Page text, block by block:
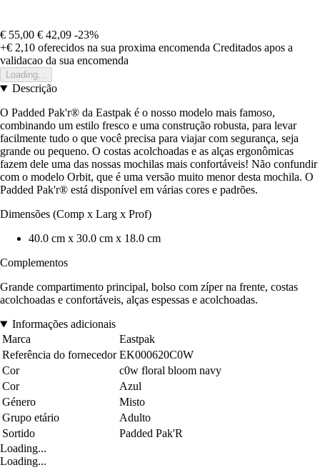
€ 55,00 € 42,09 -23%
+€ 2,10 oferecidos na sua proxima encomenda Creditados apos a
validacao da sua encomenda
Loading...
Descrição
O Padded Pak'r® da Eastpak é o nosso modelo mais famoso,
combinando um estilo fresco e uma construção robusta, para levar
facilmente tudo o que você precisa para viajar com segurança, seja
grande ou pequeno. O costas acolchoadas e as alças ergonômicas
fazem dele uma das nossas mochilas mais confortáveis! Não confundir
com o modelo Orbit, que é uma versão muito menor desta mochila. O
Padded Pak'r® está disponível em várias cores e padrões.
Dimensões (Comp x Larg x Prof)
40.0 cm x 30.0 cm x 18.0 cm
Complementos
Grande compartimento principal, bolso com zíper na frente, costas
acolchoadas e confortáveis, alças espessas e acolchoadas.
Informações adicionais
Marca
Eastpak
Referência do fornecedor EK000620C0W
Cor
c0w floral bloom navy
Cor
Azul
Género
Misto
Grupo etário
Adulto
Sortido
Padded Pak'R
Loading...
Loading...